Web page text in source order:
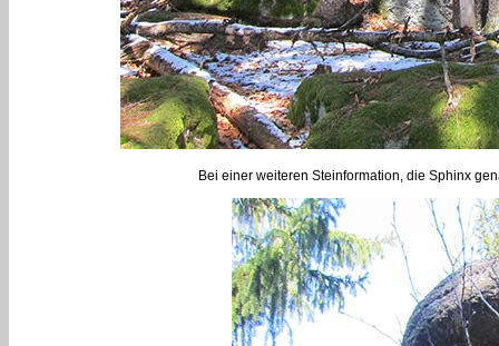
Bei einer weiteren Steinformation, die Sphinx